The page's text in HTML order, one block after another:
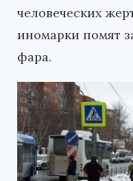
человеческих
иномарки помят
фара.